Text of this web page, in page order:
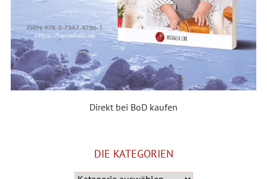
Direkt bei BoD kaufen
DIE KATEGORIEN